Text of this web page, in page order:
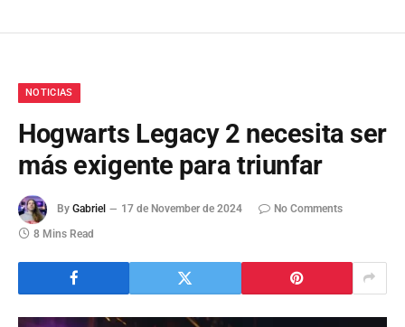
NOTICIAS
Hogwarts Legacy 2 necesita ser
más exigente para triunfar
By Gabriel 17 de November de 2024
No Comments
8 Mins Read